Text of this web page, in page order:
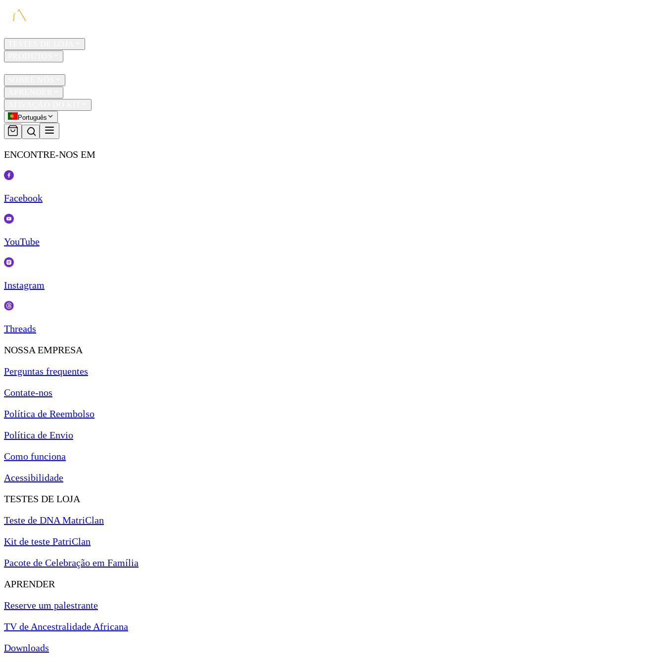
Português
ENCONTRE-NOS EM
Facebook
YouTube
Instagram
Threads
NOSSA EMPRESA
Perguntas frequentes
Contate-nos
Política de Reembolso
Política de Envio
Como funciona
Acessibilidade
TESTES DE LOJA
Teste de DNA MatriClan
Kit de teste PatriClan
Pacote de Celebração em Família
APRENDER
Reserve um palestrante
TV de Ancestralidade Africana
Downloads